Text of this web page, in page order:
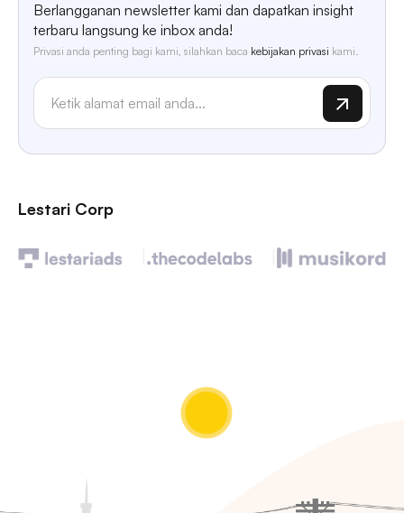
Berlangganan newsletter kami dan dapatkan insight
terbaru langsung ke inbox anda!
Privasi anda penting bagi kami, silahkan baca kebijakan privasi kami.
Lestari Corp